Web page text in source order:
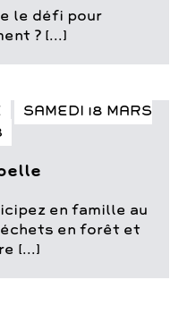
le défi pour
? [...]
SAMEDI 18 MARS
en famille au
en forêt et
[...]